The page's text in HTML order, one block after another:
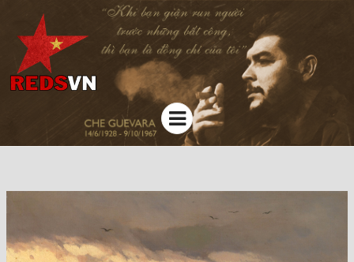
Kênh chia sẻ tri thức cộng đồng
Menu